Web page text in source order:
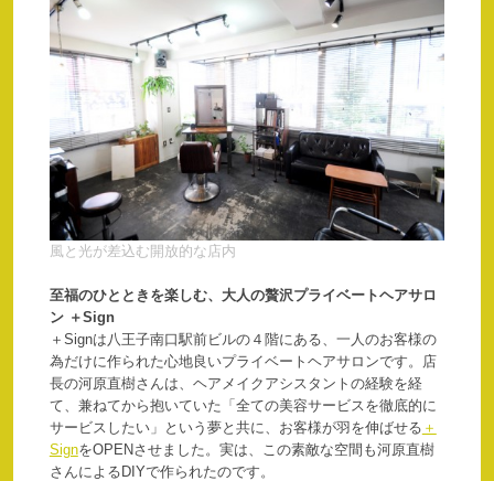
風と光が差込む開放的な店内
至福のひとときを楽しむ、大人の贅沢プライベートヘアサロ
ン ＋Sign
＋Signは八王子南口駅前ビルの４階にある、一人のお客様の
為だけに作られた心地良いプライベートヘアサロンです。店
長の河原直樹さんは、ヘアメイクアシスタントの経験を経
て、兼ねてから抱いていた「全ての美容サービスを徹底的に
サービスしたい」という夢と共に、お客様が羽を伸ばせる ＋
SignをOPENさせました。実は、この素敵な空間も河原直樹
さんによるDIYで作られたのです。